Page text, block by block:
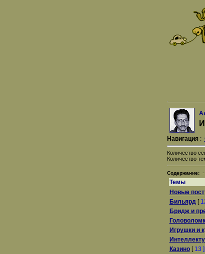
Навигация:
Количество
Количество
Содержание: -
Темы
Новые
Бильярд[
Бридж и
Игрушки и
Казино[ 13 ]